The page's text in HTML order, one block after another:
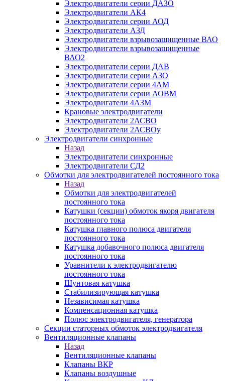
Электродвигатели серии ДАЗО
Электродвигатели АК4
Электродвигатели серии АОД
Электродвигатели АЗД
Электродвигатели взрывозащищенные ВАО
Электродвигатели взрывозащищенные
ВАО2
Электродвигатели серии ДАВ
Электродвигатели серии АЗО
Электродвигатели серии 4АМ
Электродвигатели серии АОВМ
Электродвигатели 4АЗМ
Крановые электродвигатели
Электродвигатели 2АСВО
Электродвигатели 2АСВОу
Электродвигатели синхронные
Назад
Электродвигатели синхронные
Электродвигатели СД2
Обмотки для электродвигателей постоянного тока
Назад
Обмотки для электродвигателей
постоянного тока
Катушки (секции) обмоток якоря двигателя
постоянного тока
Катушка главного полюса двигателя
постоянного тока
Катушка добавочного полюса двигателя
постоянного тока
Уравнители к электродвигателю
постоянного тока
Шунтовая катушка
Стабилизирующая катушка
Независимая катушка
Компенсационная катушка
Полюс электродвигателя, генератора
Секции статорных обмоток электродвигателя
Вентиляционные клапаны
Назад
Вентиляционные клапаны
Клапаны ВКР
Клапаны воздушные